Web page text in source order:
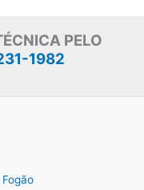
PELO
1982